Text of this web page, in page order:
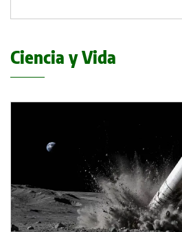
Ciencia y Vida